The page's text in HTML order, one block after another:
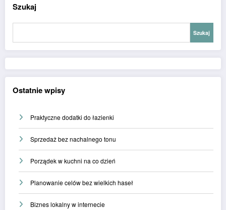
Szukaj
Szukaj
Ostatnie wpisy
Praktyczne dodatki do łazienki
Sprzedaż bez nachalnego tonu
Porządek w kuchni na co dzień
Planowanie celów bez wielkich haseł
Biznes lokalny w internecie